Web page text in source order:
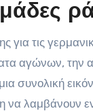
για τις
αγώνων, την
συνολική
να λαμβάνουν